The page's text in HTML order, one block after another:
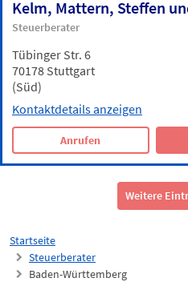
Startseite
Steuerberater
Baden-Württemberg
Kelm, Mattern, Steffen
Steuerberater
Tübinger Str. 6
70178 Stuttgart
(Süd)
Kontaktdetails anzeigen
Anrufen
Weitere